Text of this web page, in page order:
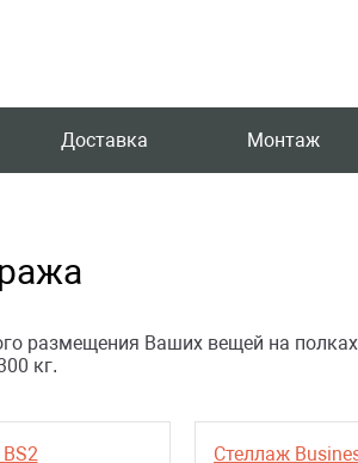
Доставка Монтаж
размещения Ваших вещей на
кг.
Стеллаж